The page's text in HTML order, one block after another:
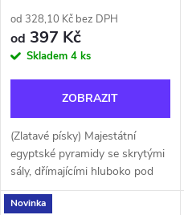
od 328,10 Kč bez DPH
od 397 Kč
Skladem 4 ks
ZOBRAZIT
(Zlatavé písky) Majestátní
egyptské pyramidy se skrytými
sály, dřímajícími hluboko pod
vrstvou horkého písku.
Vyprahlá krajina a nečekané
Novinka